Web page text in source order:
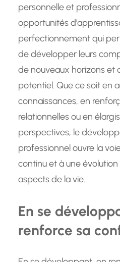
personnelle et
opportunités
perfectionnement qui
de développer leurs
de nouveaux horizons et
potentiel. Que ce soit en
connaissances, en
relationnelles ou en
perspectives, le
professionnel ouvre la
continu et à une
aspects de la vie.
En se
renforce sa